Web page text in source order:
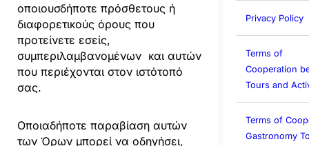
οποιουσδήποτε πρόσθετους ή
διαφορετικούς όρους που
προτείνετε εσείς,
συμπεριλαμβανομένων και αυτών
που περιέχονται στον ιστότοπό
σας.
Οποιαδήποτε παραβίαση αυτών
των Όρων μπορεί να οδηγήσει,
Privacy Policy
Terms of
Cooperation
Tours and
Terms of
Gastronomy